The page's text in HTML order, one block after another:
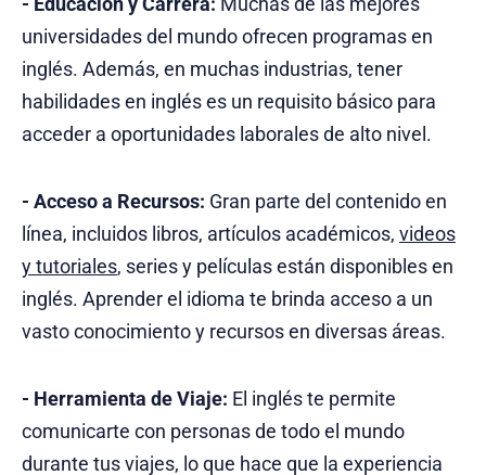
universidades del mundo ofrecen programas en
inglés. Además, en muchas industrias, tener
habilidades en inglés es un requisito básico para
acceder a oportunidades laborales de alto nivel.
- Acceso a Recursos: Gran parte del contenido en
línea, incluidos libros, artículos académicos, videos
y tutoriales, series y películas están disponibles en
inglés. Aprender el idioma te brinda acceso a un
vasto conocimiento y recursos en diversas áreas.
- Herramienta de Viaje: El inglés te permite
comunicarte con personas de todo el mundo
durante tus viajes, lo que hace que la experiencia